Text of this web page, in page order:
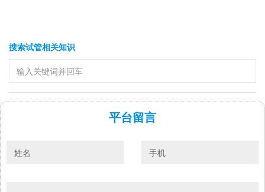
搜索试管相关知识
平台留言